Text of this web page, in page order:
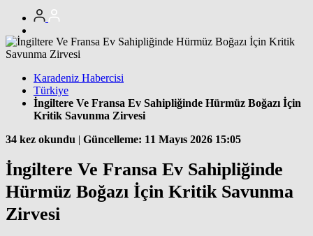
Karadeniz Habercisi
Türkiye
İngiltere Ve Fransa Ev Sahipliğinde Hürmüz Boğazı İçin
Kritik Savunma Zirvesi
34 kez okundu | Güncelleme: 11 Mayıs 2026 15:05
İngiltere Ve Fransa Ev Sahipliğinde
Hürmüz Boğazı İçin Kritik Savunma
Zirvesi